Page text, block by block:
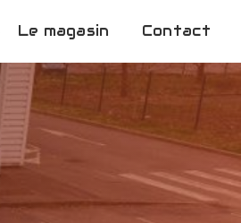
Le magasin Contact